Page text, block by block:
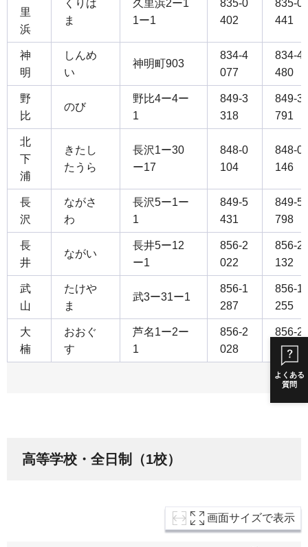
よくある
質問
里
浜
くりは
ま
久里浜2ー1
1ー1
835-0
402
835-0
441
神
明
しんめ
い
神明町903
834-4
077
834-4
480
野
比
のび
野比4ー4ー
1
849-3
318
849-3
791
北
下
浦
きたし
たうら
長沢1ー30
ー17
848-0
104
848-0
146
長
沢
ながさ
わ
長沢5ー1ー
1
849-5
431
849-5
798
長
井
ながい
長井5ー12
ー1
856-2
022
856-2
132
武
山
たけや
ま
武3ー31ー1
856-1
287
856-1
255
大
楠
おおぐ
す
芦名1ー2ー
1
856-2
028
856-2
309
高等学校・全日制（1校）
画面サイズで表示